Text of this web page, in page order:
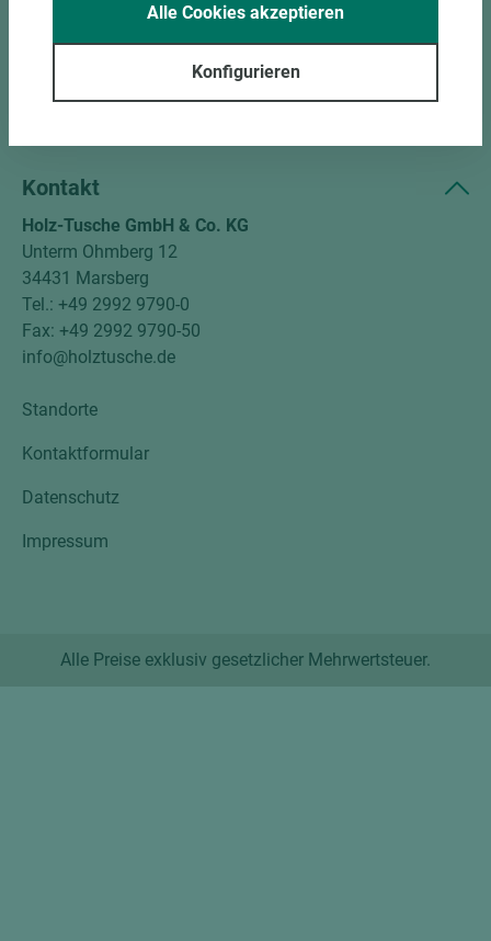
Unternehmen
Kontakt
Holz-Tusche GmbH & Co. KG
Unterm Ohmberg 12
34431 Marsberg
Tel.: +49 2992 9790-0
Fax: +49 2992 9790-50
info@holztusche.de
Standorte
Kontaktformular
Datenschutz
Impressum
Alle Preise exklusiv gesetzlicher Mehrwertsteuer.
Konfigurieren
Alle Cookies akzeptieren